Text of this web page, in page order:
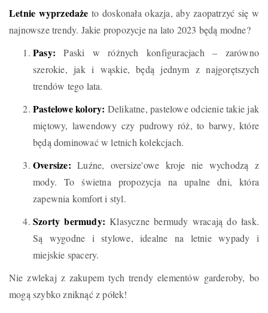
Letnie wyprzedaże to doskonała okazja, aby zaopatrzyć się w
najnowsze trendy. Jakie propozycje na lato 2023 będą modne?
Pasy: Paski w różnych konfiguracjach – zarówno
szerokie, jak i wąskie, będą jednym z najgorętszych
trendów tego lata.
Pastelowe kolory: Delikatne, pastelowe odcienie takie jak
miętowy, lawendowy czy pudrowy róż, to barwy, które
będą dominować w letnich kolekcjach.
Oversize: Luźne, oversize'owe kroje nie wychodzą z
mody. To świetna propozycja na upalne dni, która
zapewnia komfort i styl.
Szorty bermudy: Klasyczne bermudy wracają do łask.
Są wygodne i stylowe, idealne na letnie wypady i
miejskie spacery.
Nie zwlekaj z zakupem tych trendy elementów garderoby, bo
mogą szybko zniknąć z półek!